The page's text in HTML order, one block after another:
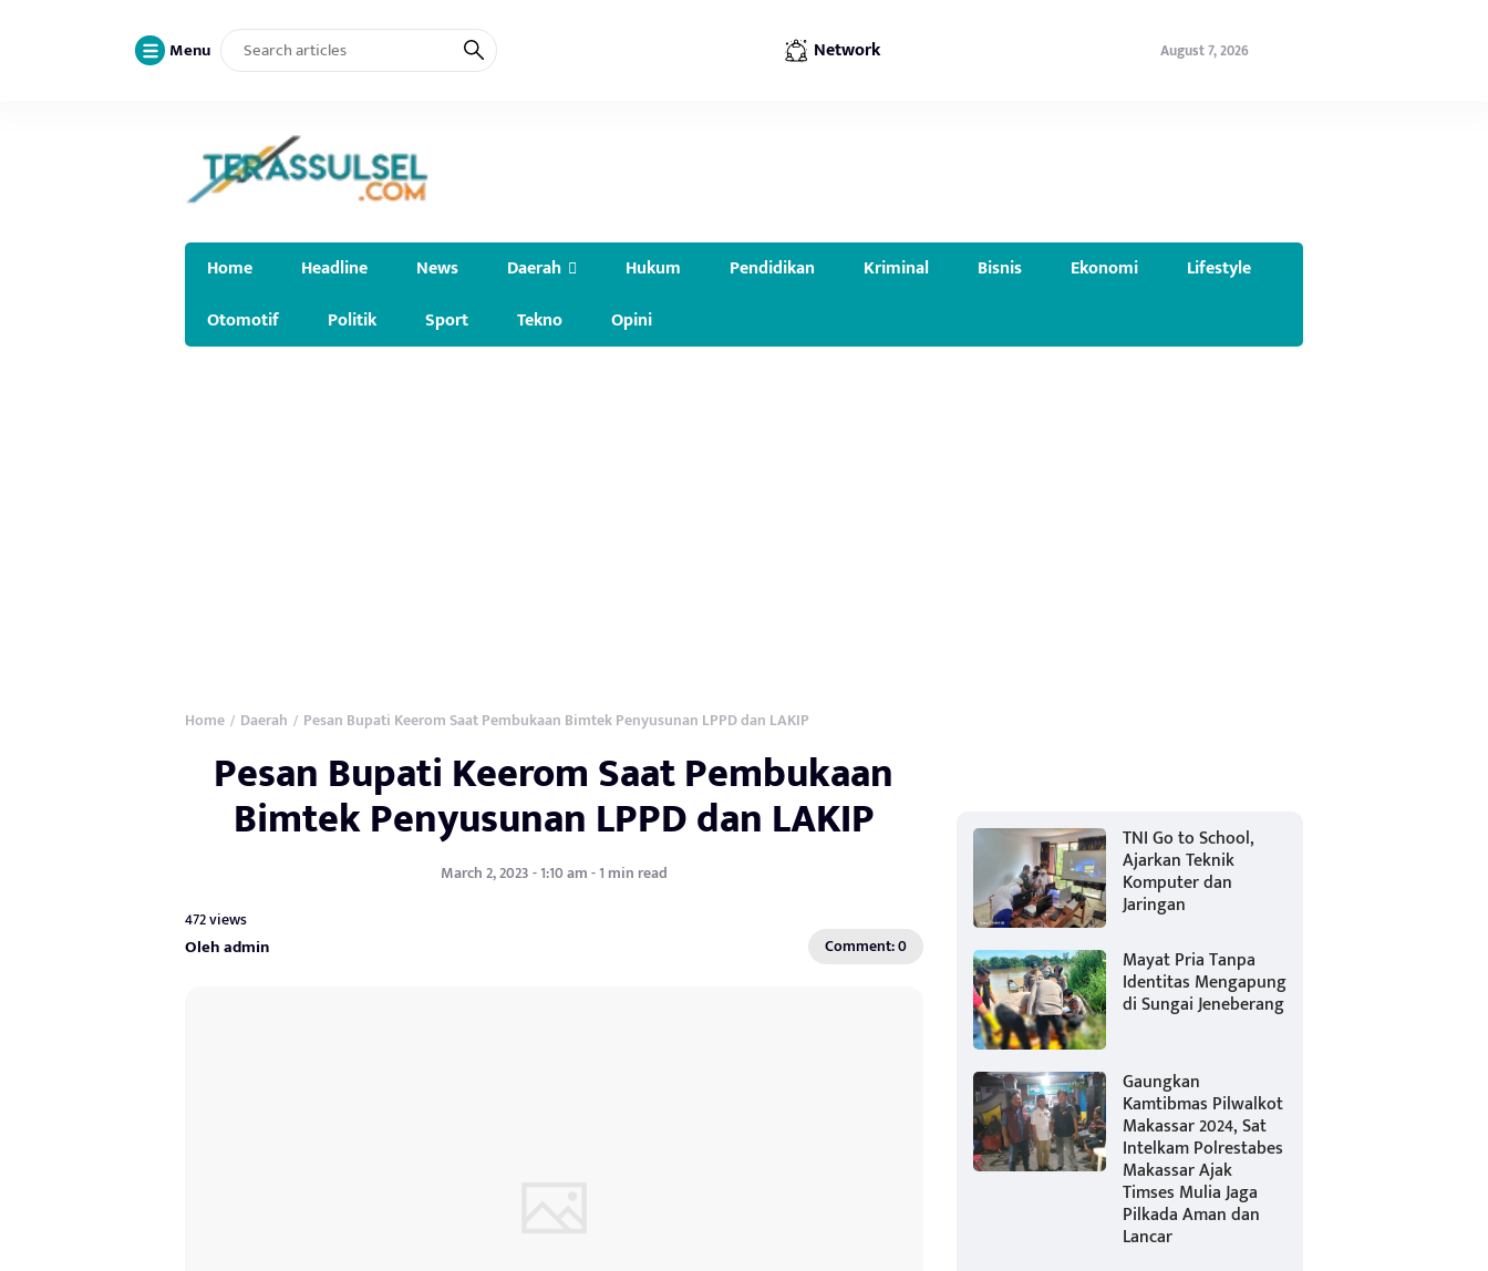
Menu Network August 7, 2026
Home Headline News Daerah Hukum Pendidikan Kriminal Bisnis Ekonomi
Lifestyle
Otomotif
Politik Sport Tekno Opini
Home / Daerah / Pesan Bupati Keerom Saat Pembukaan Bimtek Penyusunan LPPD dan LAKIP
Pesan Bupati Keerom Saat Pembukaan
Bimtek Penyusunan LPPD dan LAKIP
March 2, 2023 - 1:10 am - 1 min read
472 views
Oleh admin Comment: 0
TNI Go to School,
Ajarkan Teknik
Komputer dan
Jaringan
Mayat Pria Tanpa
Identitas Mengapung
di Sungai Jeneberang
Gaungkan
Kamtibmas Pilwalkot
Makassar 2024, Sat
Intelkam Polrestabes
Makassar Ajak
Timses Mulia Jaga
Pilkada Aman dan
Lancar